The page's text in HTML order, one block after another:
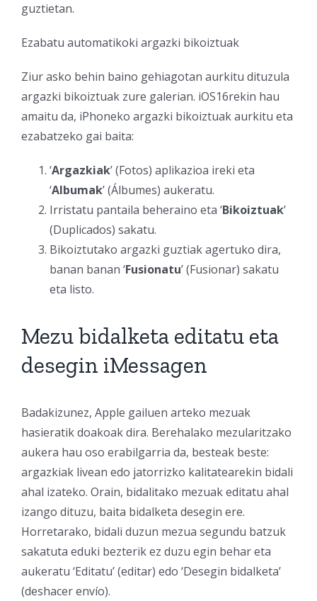
guztietan.
Ezabatu automatikoki argazki bikoiztuak
Ziur asko behin baino gehiagotan aurkitu dituzula
argazki bikoiztuak zure galerian. iOS16rekin hau
amaitu da, iPhoneko argazki bikoiztuak aurkitu eta
ezabatzeko gai baita:
‘Argazkiak’ (Fotos) aplikazioa ireki eta
‘Albumak’ (Álbumes) aukeratu.
Irristatu pantaila beheraino eta ‘Bikoiztuak’
(Duplicados) sakatu.
Bikoiztutako argazki guztiak agertuko dira,
banan banan ‘Fusionatu’ (Fusionar) sakatu
eta listo.
Mezu bidalketa editatu eta
desegin iMessagen
Badakizunez, Apple gailuen arteko mezuak
hasieratik doakoak dira. Berehalako mezularitzako
aukera hau oso erabilgarria da, besteak beste:
argazkiak livean edo jatorrizko kalitatearekin bidali
ahal izateko. Orain, bidalitako mezuak editatu ahal
izango dituzu, baita bidalketa desegin ere.
Horretarako, bidali duzun mezua segundu batzuk
sakatuta eduki bezterik ez duzu egin behar eta
aukeratu ‘Editatu’ (editar) edo ‘Desegin bidalketa’
(deshacer envío).